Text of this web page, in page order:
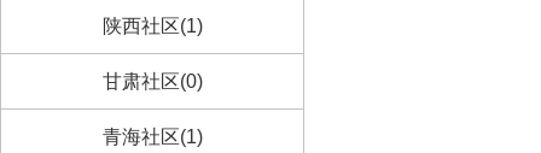
陕西社区(1)
甘肃社区(0)
青海社区(1)